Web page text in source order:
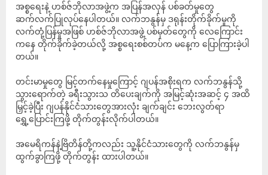
အစ္စရေးနဲ့ ဟစ်ဇ်ဘိုလာအဖွဲ့က အပြန်အလှန် ပစ်ခတ်မှုတွေ
ဆက်လက်ပြုလုပ်နေပါတယ်။ လက်ဘနွန်မှ ဒရုန်းတိုက်ခိုက်မှုကို
လက်တုံ့ပြန်မှုအဖြစ် ဟစ်ဇ်ဘိုလာအဖွဲ့ ပစ်မှတ်တွေကို လေကြောင်း
ကနေ တိုက်ခိုက်ခဲ့တယ်လို့ အစ္စရေးစစ်တပ်က မနေ့က ပြောကြားခဲ့ပါ
တယ်။
တင်းမာမှုတွေ မြင့်တက်နေမှုကြောင့် ဂျပန်အစိုးရက လက်ဘနွန်သို့
သွားရောက်တဲ့ ခရီးသွားသ တိပေးချက်ကို အမြင့်ဆုံးအဆင့် ၄ အထိ
မြှင့်ခဲ့ပြီး ဂျပန်နိုင်ငံသားတွေအားလုံး ချက်ချင်း ဘေးလွတ်ရာ
ရွှေ့ပြောင်းကြဖို့ တိုက်တွန်းလိုက်ပါတယ်။
အမေရိကန်နဲ့ဗြိတိန်တို့ကလည်း သူ့နိုင်ငံသားတွေကို လက်ဘနွန်မှ
ထွက်ခွာကြဖို့ တိုက်တွန်း ထားပါတယ်။